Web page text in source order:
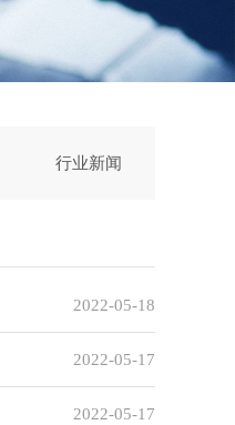
行业新闻
2022-05-18
2022-05-17
2022-05-17